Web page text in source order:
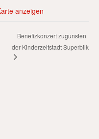
anzeigen
Benefizkonzert zugunsten
der Kinderzeltstadt Superbilk